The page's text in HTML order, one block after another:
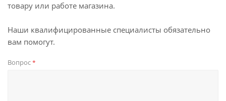
товару или работе магазина.
Наши квалифицированные специалисты обязательно
вам помогут.
Вопрос*